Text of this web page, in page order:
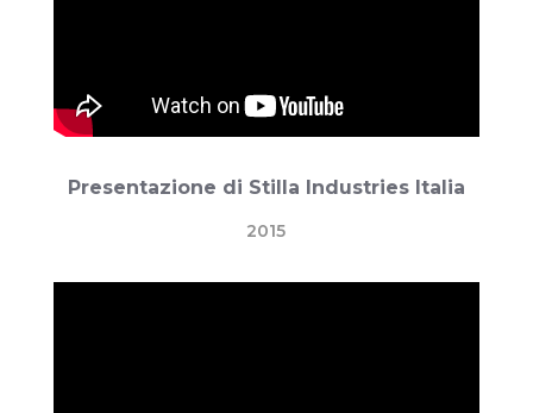
Presentazione di Stilla Industries Italia
2015